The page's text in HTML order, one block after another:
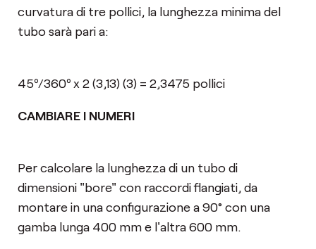
curvatura di tre pollici, la lunghezza minima del
tubo sarà pari a:
45º/360º x 2 (3,13) (3) = 2,3475 pollici
CAMBIARE I NUMERI
Per calcolare la lunghezza di un tubo di
dimensioni "bore" con raccordi flangiati, da
montare in una configurazione a 90° con una
gamba lunga 400 mm e l'altra 600 mm.